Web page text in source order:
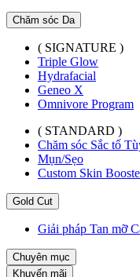
Chăm sóc Da
( SIGNATURE )
Triple Glow
Hydrafacial
Geneo X
Omnivore Program
( STANDARD )
Chăm sóc Sắc tố
Mụn/Sẹo
Custom Skin
Gold Cut
Giải pháp Tan mỡ
Chuyên mục
Khuyến mãi